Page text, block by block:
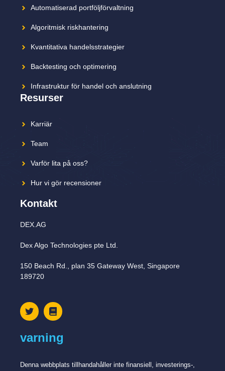
Automatiserad portföljförvaltning
Algoritmisk riskhantering
Kvantitativa handelsstrategier
Backtesting och optimering
Infrastruktur för handel och anslutning
Resurser
Karriär
Team
Varför lita på oss?
Hur vi gör recensioner
Kontakt
DEX.AG
Dex Algo Technologies pte Ltd.
150 Beach Rd., plan 35 Gateway West, Singapore
189720
varning
Denna webbplats tillhandahåller inte finansiell, investerings-,